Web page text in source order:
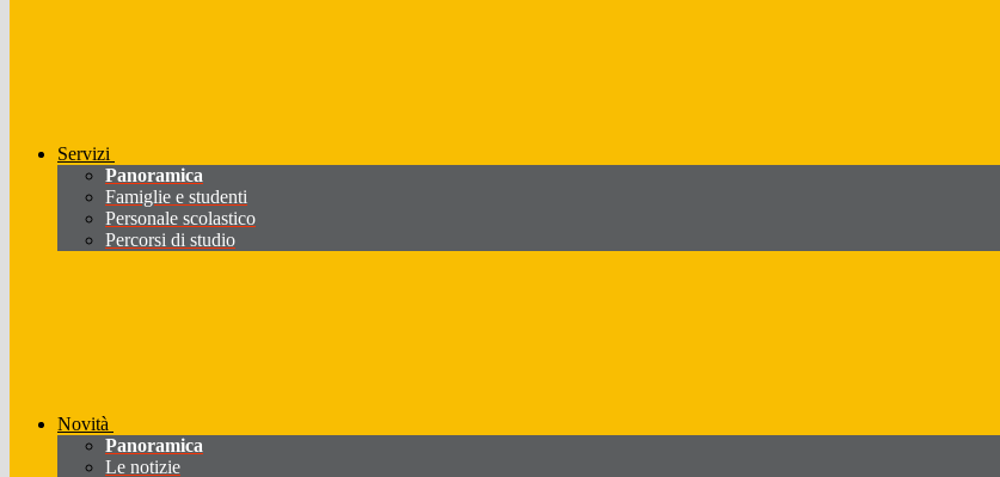
Servizi
Panoramica
Famiglie e studenti
Personale scolastico
Percorsi di studio
Novità
Panoramica
Le notizie